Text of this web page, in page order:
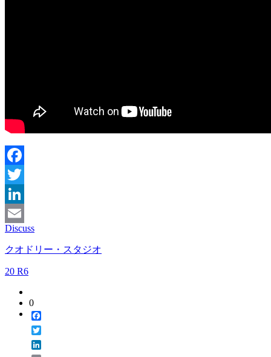
Facebook
Twitter
LinkedIn
Email
Discuss
クオドリー・スタジオ
20 R6
0